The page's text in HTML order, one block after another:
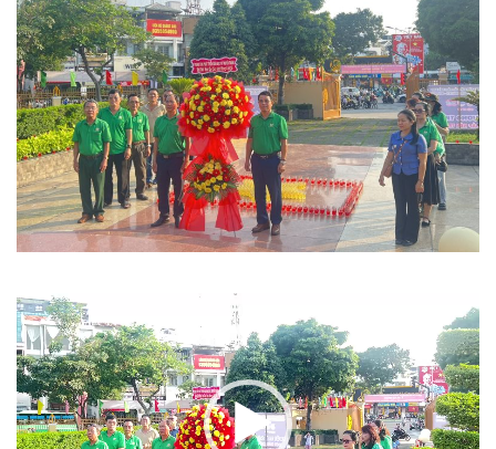
Trình
chơi
Video